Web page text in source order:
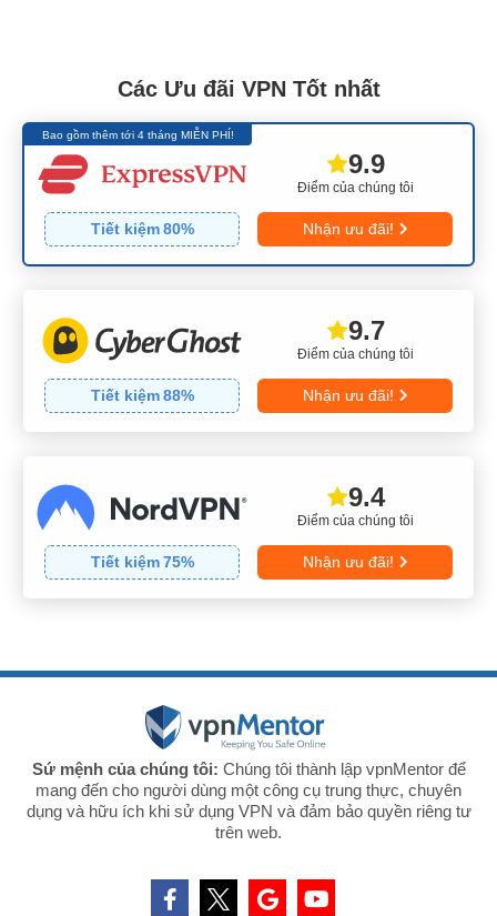
Các Ưu đãi VPN Tốt nhất
Bao gồm thêm tới 4 tháng MIỄN PHÍ!
Điểm của chúng tôi
9.9
Tiết kiệm 80% Nhận ưu đãi!
Điểm của chúng tôi
9.7
Tiết kiệm 88% Nhận ưu đãi!
Điểm của chúng tôi
9.4
Tiết kiệm 75% Nhận ưu đãi!
Sứ mệnh của chúng tôi: Chúng tôi thành lập vpnMentor để
mang đến cho người dùng một công cụ trung thực, chuyên
dụng và hữu ích khi sử dụng VPN và đảm bảo quyền riêng tư
trên web.